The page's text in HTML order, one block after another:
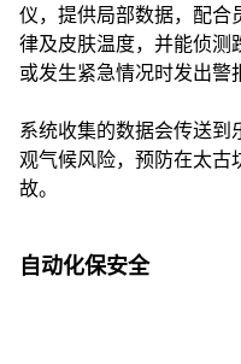
仪，提供局部数据，配合
律及皮肤温度，并能侦测
或发生紧急情况时发出警
系统收集的数据会传送到
观气候风险，预防在太古
故。
自动化保安全